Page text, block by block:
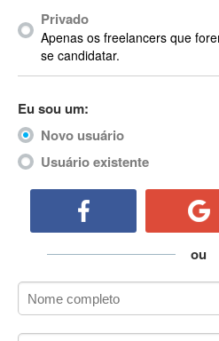
ACT
Actian
Actimize
ActionScript 3
Active Directory
ActiveCollab
ActiveX
ActiveX Data Objects (ADO)
Ada
Adianti Framework
ADK
Administração
Privado
Apenas os freelancers que
se candidatar.
Eu sou um:
Novo usuário
Usuário existente
ou